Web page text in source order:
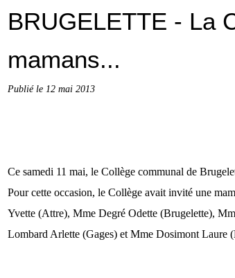
BRUGELETTE - La
mamans...
Publié le 12 mai 2013
Ce samedi 11 mai, le Collège communal de
Pour cette occasion, le Collège avait invité une
Yvette (Attre), Mme Degré Odette (Brugelette),
Lombard Arlette (Gages) et Mme Dosimont Laure